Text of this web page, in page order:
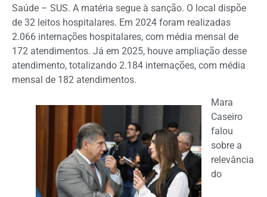
Saúde – SUS. A matéria segue à sanção. O local dispõe
de 32 leitos hospitalares. Em 2024 foram realizadas
2.066 internações hospitalares, com média mensal de
172 atendimentos. Já em 2025, houve ampliação desse
atendimento, totalizando 2.184 internações, com média
mensal de 182 atendimentos.
Mara
Caseiro
falou
sobre a
relevância
do